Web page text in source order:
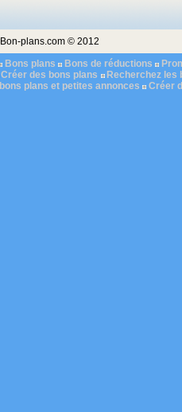
Bon-plans.com © 2012
Bons plans
Bons de réductions
Créer des bons plans
Recherchez les
bons plans et petites annonces
Créer